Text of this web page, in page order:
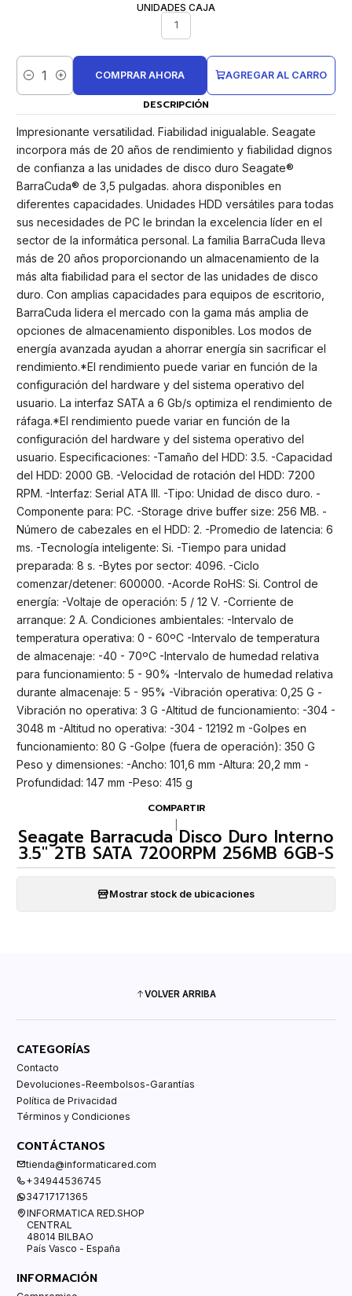
UNIDADES CAJA
1
Cantidad
AGREGAR AL CARRO
COMPRAR AHORA
DESCRIPCIÓN
Impresionante versatilidad. Fiabilidad inigualable. Seagate
incorpora más de 20 años de rendimiento y fiabilidad dignos
de confianza a las unidades de disco duro Seagate®
BarraCuda® de 3,5 pulgadas. ahora disponibles en
diferentes capacidades. Unidades HDD versátiles para todas
sus necesidades de PC le brindan la excelencia líder en el
sector de la informática personal. La familia BarraCuda lleva
más de 20 años proporcionando un almacenamiento de la
más alta fiabilidad para el sector de las unidades de disco
duro. Con amplias capacidades para equipos de escritorio,
BarraCuda lidera el mercado con la gama más amplia de
opciones de almacenamiento disponibles. Los modos de
energía avanzada ayudan a ahorrar energía sin sacrificar el
rendimiento.*El rendimiento puede variar en función de la
configuración del hardware y del sistema operativo del
usuario. La interfaz SATA a 6 Gb/s optimiza el rendimiento de
ráfaga.*El rendimiento puede variar en función de la
configuración del hardware y del sistema operativo del
usuario. Especificaciones: -Tamaño del HDD: 3.5. -Capacidad
del HDD: 2000 GB. -Velocidad de rotación del HDD: 7200
RPM. -Interfaz: Serial ATA III. -Tipo: Unidad de disco duro. -
Componente para: PC. -Storage drive buffer size: 256 MB. -
Número de cabezales en el HDD: 2. -Promedio de latencia: 6
ms. -Tecnología inteligente: Si. -Tiempo para unidad
preparada: 8 s. -Bytes por sector: 4096. -Ciclo
comenzar/detener: 600000. -Acorde RoHS: Si. Control de
energía: -Voltaje de operación: 5 / 12 V. -Corriente de
arranque: 2 A. Condiciones ambientales: -Intervalo de
temperatura operativa: 0 - 60ºC -Intervalo de temperatura
de almacenaje: -40 - 70ºC -Intervalo de humedad relativa
para funcionamiento: 5 - 90% -Intervalo de humedad relativa
durante almacenaje: 5 - 95% -Vibración operativa: 0,25 G -
Vibración no operativa: 3 G -Altitud de funcionamiento: -304 -
3048 m -Altitud no operativa: -304 - 12192 m -Golpes en
funcionamiento: 80 G -Golpe (fuera de operación): 350 G
Peso y dimensiones: -Ancho: 101,6 mm -Altura: 20,2 mm -
Profundidad: 147 mm -Peso: 415 g
COMPARTIR
Seagate Barracuda Disco Duro Interno
3.5" 2TB SATA 7200RPM 256MB 6GB-S
Mostrar stock de ubicaciones
VOLVER ARRIBA
CATEGORÍAS
Contacto
Devoluciones-Reembolsos-Garantías
Política de Privacidad
Términos y Condiciones
CONTÁCTANOS
tienda@informaticared.com
+34944536745
34717171365
INFORMATICA RED.SHOP
CENTRAL
48014 BILBAO
País Vasco - España
INFORMACIÓN